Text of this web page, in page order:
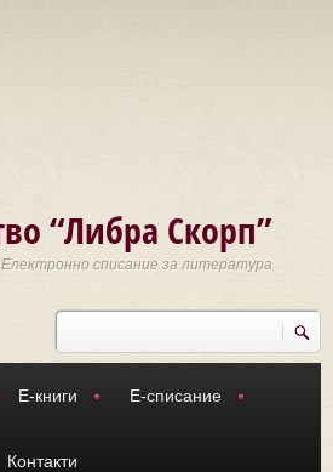
“Либра Скорп”
списание за литература
Търси
Е-книги Е-списание
Контакти